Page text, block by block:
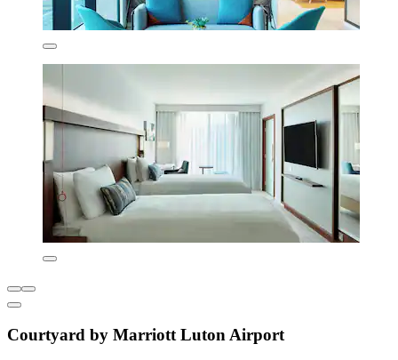
Courtyard by Marriott Luton Airport